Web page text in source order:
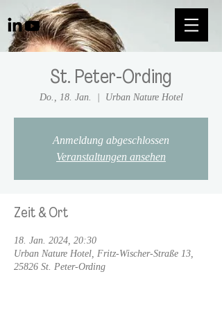
St. Peter-Ording
Do., 18. Jan. Urban Nature Hotel
Anmeldung abgeschlossen
Veranstaltungen ansehen
Zeit & Ort
18. Jan. 2024, 20:30
Urban Nature Hotel, Fritz-Wischer-Straße 13,
25826 St. Peter-Ording